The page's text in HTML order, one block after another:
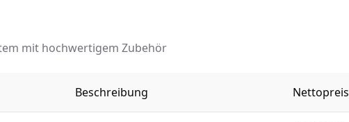
mit hochwertigem Zubehör
Beschreibung Nettopreis